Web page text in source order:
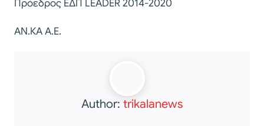
Πρόεδρος ΕΔΠ LEADER 2014-2020
ΑΝ.ΚΑ Α.Ε.
Author: trikalanews